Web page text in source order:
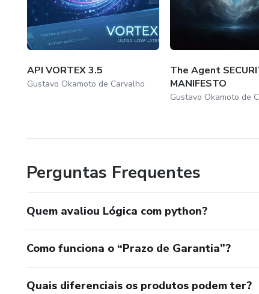
Métodos especiais e
Polimorfismo e interfaces
Capítulo 6: Programação
Conceitos básicos de
Hierarquia de exceções em
Espero que tirem bom
E o mais importante curtam
API VORTEX 3.5
Gustavo Okamoto de Carvalho
The Agent
MANIFESTO
Gustavo Okamoto de
Perguntas Frequentes
Quem avaliou Lógica com python?
Como funciona o “Prazo de Garantia”?
Quais diferenciais os produtos podem ter?